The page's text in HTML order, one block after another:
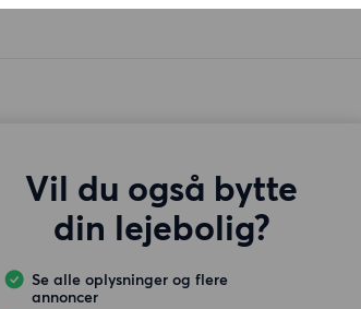
Vil du også bytte
din lejebolig?
Se alle oplysninger og flere
annoncer